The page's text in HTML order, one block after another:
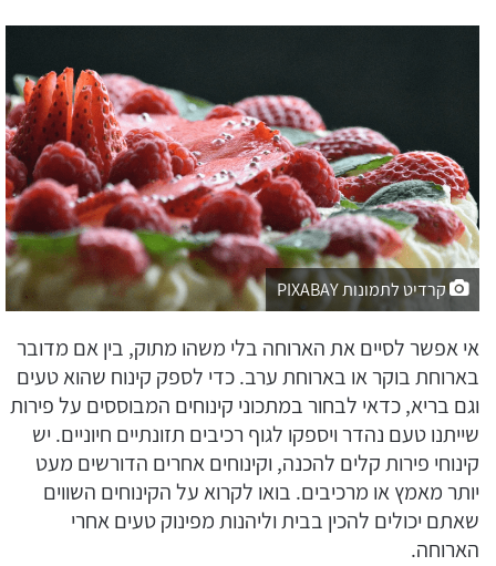
קרדיט לתמונות PIXABAY
אי אפשר לסיים את הארוחה בלי משהו מתוק, בין אם מדובר
בארוחת בוקר או בארוחת ערב. כדי לספק קינוח שהוא טעים
וגם בריא, כדאי לבחור במתכוני קינוחים המבוססים על פירות
שייתנו טעם נהדר ויספקו לגוף רכיבים תזונתיים חיוניים. יש
קינוחי פירות קלים להכנה, וקינוחים אחרים הדורשים מעט
יותר מאמץ או מרכיבים. בואו לקרוא על הקינוחים השווים
שאתם יכולים להכין בבית וליהנות מפינוק טעים אחרי
הארוחה.